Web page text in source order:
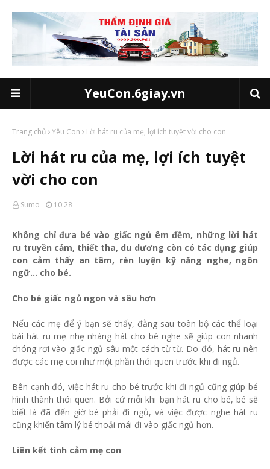
YeuCon.6giay.vn
Trang chủ Yêu Con Lời hát ru của mẹ, lợi ích tuyệt vời cho con
Lời hát ru của mẹ, lợi ích tuyệt
vời cho con
Sumo 10:28
Không chỉ đưa bé vào giấc ngủ êm đềm, những lời hát
ru truyền cảm, thiết tha, du dương còn có tác dụng giúp
con cảm thấy an tâm, rèn luyện kỹ năng nghe, ngôn
ngữ… cho bé.
Cho bé giấc ngủ ngon và sâu hơn
Nếu các mẹ để ý bạn sẽ thấy, đằng sau toàn bộ các thể loại
bài hát ru mẹ nhẹ nhàng hát cho bé nghe sẽ giúp con nhanh
chóng rơi vào giấc ngủ sâu một cách từ từ. Do đó, hát ru nên
được các mẹ coi như một phần thói quen trước khi đi ngủ.
Bên cạnh đó, việc hát ru cho bé trước khi đi ngủ cũng giúp bé
hình thành thói quen. Bởi cứ mỗi khi bạn hát ru cho bé, bé sẽ
biết là đã đến giờ bé phải đi ngủ, và việc được nghe hát ru
cũng khiến tâm lý bé thoải mái đi vào giấc ngủ hơn.
Liên kết tình cảm mẹ con